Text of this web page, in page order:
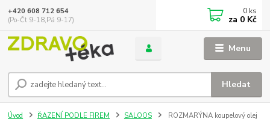
Menu
Hledat
+420 608 712 654
(Po-Čt 9-18,Pá 9-17)
0 ks
za 0 Kč
Úvod ŘAZENÍ PODLE FIREM SALOOS ROZMARÝNA koupelový olej